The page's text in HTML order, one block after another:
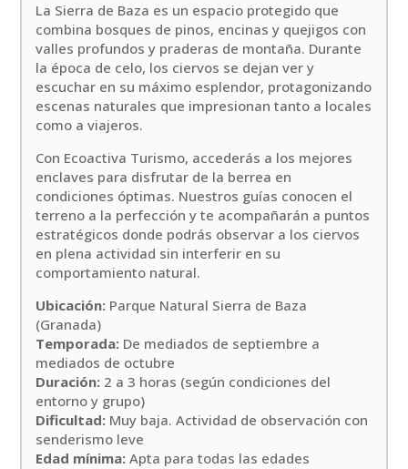
La Sierra de Baza es un espacio protegido que
combina bosques de pinos, encinas y quejigos con
valles profundos y praderas de montaña. Durante
la época de celo, los ciervos se dejan ver y
escuchar en su máximo esplendor, protagonizando
escenas naturales que impresionan tanto a locales
como a viajeros.
Con Ecoactiva Turismo, accederás a los mejores
enclaves para disfrutar de la berrea en
condiciones óptimas. Nuestros guías conocen el
terreno a la perfección y te acompañarán a puntos
estratégicos donde podrás observar a los ciervos
en plena actividad sin interferir en su
comportamiento natural.
Ubicación: Parque Natural Sierra de Baza
(Granada)
Temporada: De mediados de septiembre a
mediados de octubre
Duración: 2 a 3 horas (según condiciones del
entorno y grupo)
Dificultad: Muy baja. Actividad de observación con
senderismo leve
Edad mínima: Apta para todas las edades